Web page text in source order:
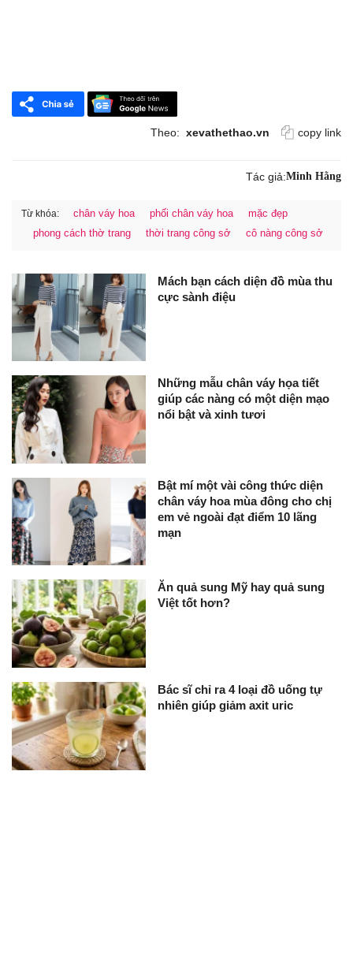
Theo: xevathethao.vn copy link
Tác giả:Minh Hằng
Từ khóa: chân váy hoa phối chân váy hoa
mặc đẹp
phong cách thờ trang
thời trang công sở cô nàng công sở
Mách bạn cách diện đồ mùa thu
cực sành điệu
Những mẫu chân váy họa tiết
giúp các nàng có một diện mạo
nổi bật và xinh tươi
Bật mí một vài công thức diện
chân váy hoa mùa đông cho chị
em vẻ ngoài đạt điểm 10 lãng
mạn
Ăn quả sung Mỹ hay quả sung
Việt tốt hơn?
Bác sĩ chỉ ra 4 loại đồ uống tự
nhiên giúp giảm axit uric